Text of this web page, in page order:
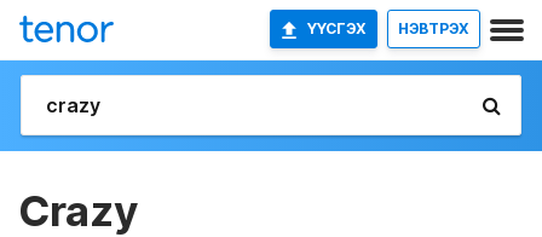
ҮҮСГЭХ НЭВТРЭХ
Crazy